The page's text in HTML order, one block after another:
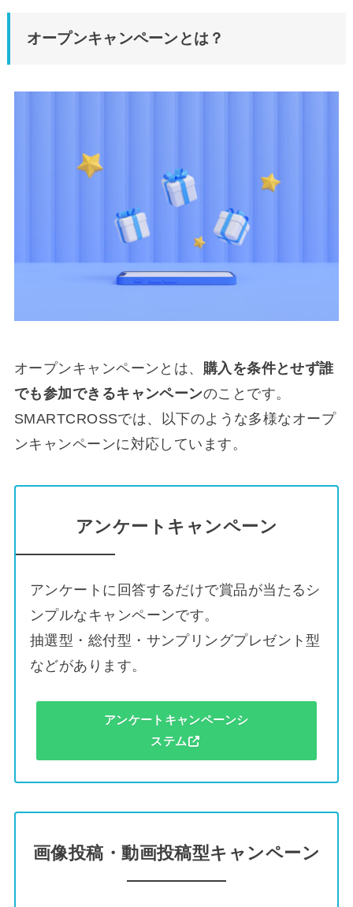
オープンキャンペーンとは？
オープンキャンペーンとは、 購入を条件とせず誰
でも参加できるキャンペーンのことです。
SMARTCROSSでは、以下のような多様なオープ
ンキャンペーンに対応しています。
アンケートキャンペーン
アンケートに回答するだけで賞品が当たるシ
ンプルなキャンペーンです。
抽選型・総付型・サンプリングプレゼント型
などがあります。
アンケートキャンペーンシ
ステム
画像投稿・動画投稿型キャンペーン